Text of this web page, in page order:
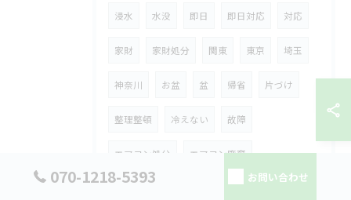
浸水 水没 即日 即日対応 対応
家財 家財処分 関東 東京 埼玉
神奈川 お盆 盆 帰省 片づけ
整理整頓 冷えない 故障
エアコン処分 エアコン廃棄
070-1218-5393 お問い合わせ